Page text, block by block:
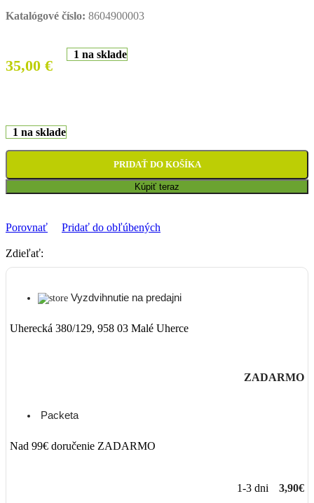
Katalógové číslo: 8604900003
35,00 €
1 na sklade
1 na sklade
PRIDAŤ DO KOŠÍKA
Kúpiť teraz
Porovnať Pridať do obľúbených
Zdieľať:
Vyzdvihnutie na predajni
Uherecká 380/129, 958 03 Malé Uherce
ZADARMO
Packeta
Nad 99€ doručenie ZADARMO
1-3 dni 3,90€